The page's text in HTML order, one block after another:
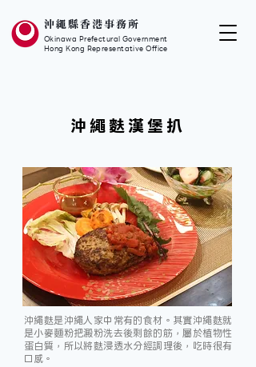
沖繩縣香港事務所
Okinawa Prefectural Government
Hong Kong Representative Office
沖繩麩漢堡扒
沖繩麩是沖繩人家中常有的食材。其實沖繩麩就
是小麥麵粉把澱粉洗去後剩餘的筋，屬於植物性
蛋白質，所以將麩浸透水分經調理後，吃時很有
口感。